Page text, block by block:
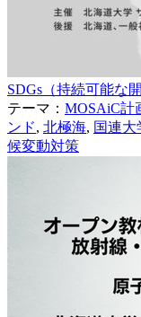
SDGs（持続可能な
テーマ： MOSAiC計
ンド, 北極海, 国連大
候変動対策